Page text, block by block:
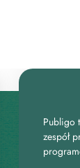
Publigo
zespół